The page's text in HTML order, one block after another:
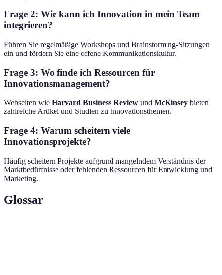
Frage 2: Wie kann ich Innovation in mein Team
integrieren?
Führen Sie regelmäßige Workshops und Brainstorming-Sitzungen
ein und fördern Sie eine offene Kommunikationskultur.
Frage 3: Wo finde ich Ressourcen für
Innovationsmanagement?
Webseiten wie Harvard Business Review und McKinsey bieten
zahlreiche Artikel und Studien zu Innovationsthemen.
Frage 4: Warum scheitern viele
Innovationsprojekte?
Häufig scheitern Projekte aufgrund mangelndem Verständnis der
Marktbedürfnisse oder fehlenden Ressourcen für Entwicklung und
Marketing.
Glossar